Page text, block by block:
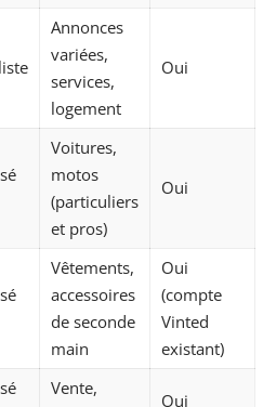
Annonces
variées,
services,
logement
Oui
Voitures,
motos
(particuliers
et pros)
Oui
Vêtements,
accessoires
de seconde
main
Oui
(compte
Vinted
existant)
Vente,
Oui